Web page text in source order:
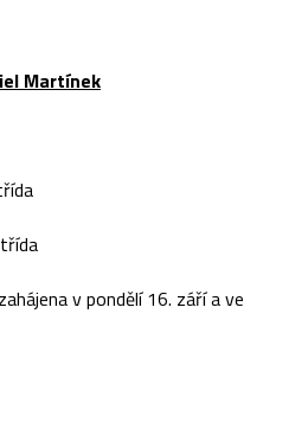
Martínek
v pondělí 16. září a ve